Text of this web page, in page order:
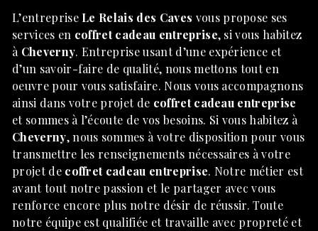
L’entreprise Le Relais des Caves vous propose ses
services en coffret cadeau entreprise, si vous habitez
à Cheverny. Entreprise usant d’une expérience et
d’un savoir-faire de qualité, nous mettons tout en
oeuvre pour vous satisfaire. Nous vous accompagnons
ainsi dans votre projet de coffret cadeau entreprise
et sommes à l’écoute de vos besoins. Si vous habitez à
Cheverny, nous sommes à votre disposition pour vous
transmettre les renseignements nécessaires à votre
projet de coffret cadeau entreprise. Notre métier est
avant tout notre passion et le partager avec vous
renforce encore plus notre désir de réussir. Toute
notre équipe est qualifiée et travaille avec propreté et